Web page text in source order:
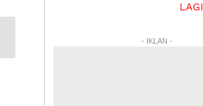
LAGI
- IKLAN -